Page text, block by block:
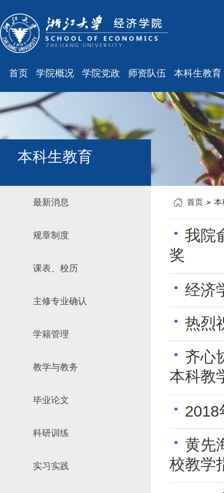
首页 学院概况
学院简介
现任领导
组织结构
学科设置
学院党政
会议通知
会议纪要
工会之声
师资队伍
最新消息
职称晋升
人事培训
博士后管理
本科生教育
最新消息
规章制度
课表、校历
主修专业确认
学籍管理
教学与教务
毕业论文
科研训练
实习实践
培养计划
本科生教育
最新消息
规章制度
课表、校历
主修专业确认
学籍管理
教学与教务
毕业论文
科研训练
实习实践
首页 本
我院
奖
经济
热烈
齐心
本科教
2018
黄先
校教学